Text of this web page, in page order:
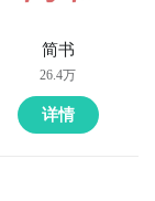
简书
26.4万
详情